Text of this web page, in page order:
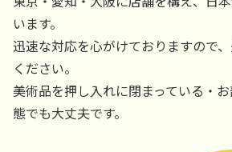
います。
迅速な対応を心がけておりますので
ください。
美術品を押し入れに閉まっている・
態でも大丈夫です。